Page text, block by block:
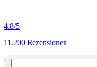
4.8/5
11.200 Rezensionen